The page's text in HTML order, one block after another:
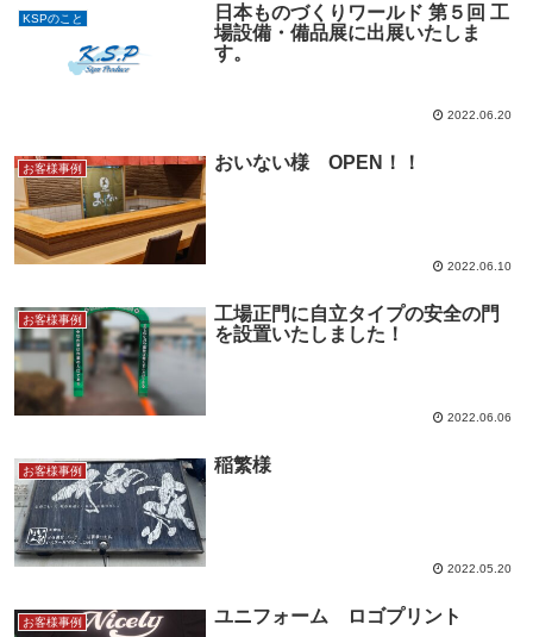
KSPのこと
日本ものづくりワールド 第５回 工
場設備・備品展に出展いたしま
す。
2022.06.20
お客様事例 おいない様 OPEN！！
2022.06.10
お客様事例
工場正門に自立タイプの安全の門
を設置いたしました！
2022.06.06
お客様事例 稲繁様
2022.05.20
お客様事例 ユニフォーム ロゴプリント